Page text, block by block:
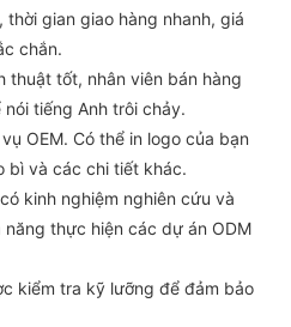
gian giao hàng nhanh, giá
chắn.
thuật tốt, nhân viên bán hàng
tiếng Anh trôi chảy.
OEM. Có thể in logo của bạn
bì và các chi tiết khác.
kinh nghiệm nghiên cứu và
thực hiện các dự án ODM
kiểm tra kỹ lưỡng để đảm bảo